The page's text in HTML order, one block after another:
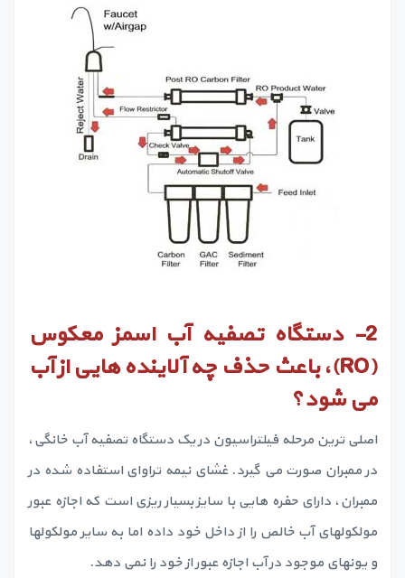
2-
دستگاه تصفیه آب اسمز معکوس
(
RO)، باعث حذف چه آلاینده هایی از آب
می شود؟
اصلی ترین مرحله فیلتراسیون در یک دستگاه تصفیه آب خانگی،
در ممبران صورت می گیرد. غشای نیمه تراوای استفاده شده در
ممبران، دارای حفره هایی با سایز بسیار ریزی است که اجازه عبور
مولکولهای آب خالص را از داخل خود داده اما به سایر مولکولها
و یونهای موجود در آب اجازه عبور از خود را نمی دهد.